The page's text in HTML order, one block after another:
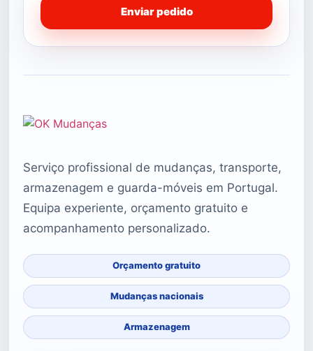
Enviar pedido
Serviço profissional de mudanças, transporte,
armazenagem e guarda-móveis em Portugal.
Equipa experiente, orçamento gratuito e
acompanhamento personalizado.
Orçamento gratuito
Mudanças nacionais
Armazenagem